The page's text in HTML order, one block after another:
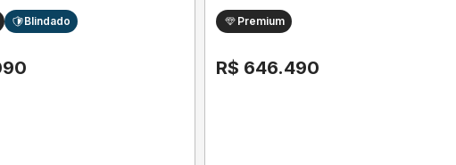
Blindado Premium
R$ 646.490